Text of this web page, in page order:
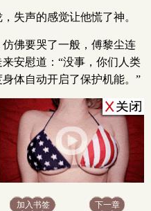
失声的感觉让他慌了神。
佛要哭了一般，傅黎尘连
安慰道：“没事，你们人类
体自动开启了保护机能。”
加入书签 下一章